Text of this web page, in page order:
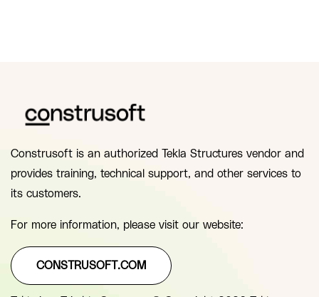
Construsoft is an authorized Tekla Structures vendor and
provides training, technical support, and other services to
its customers.
For more information, please visit our website:
CONSTRUSOFT.COM